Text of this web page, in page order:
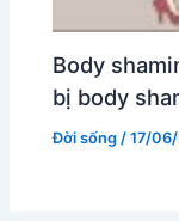
Body
bị body
Đời sống /17/